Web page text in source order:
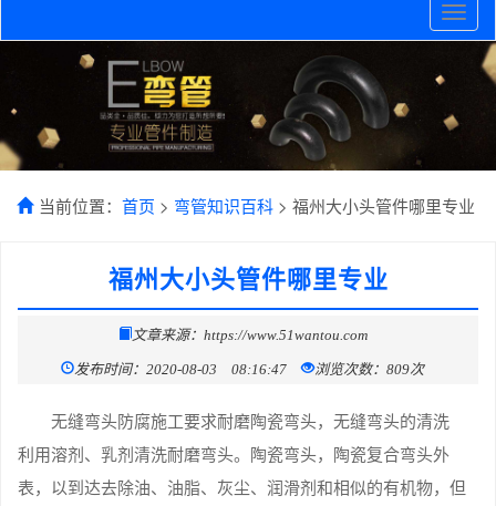
Toggle
当前位置： 首页 > 弯管知识百科 > 福州大小头管件哪里专业
福州大小头管件哪里专业
文章来源：https://www.51wantou.com
发布时间：2020-08-03 08:16:47 浏览次数：809次
无缝弯头防腐施工要求耐磨陶瓷弯头，无缝弯头的清洗
利用溶剂、乳剂清洗耐磨弯头。陶瓷弯头，陶瓷复合弯头外
表，以到达去除油、油脂、灰尘、润滑剂和相似的有机物，但